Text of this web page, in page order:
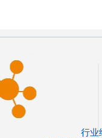
行业